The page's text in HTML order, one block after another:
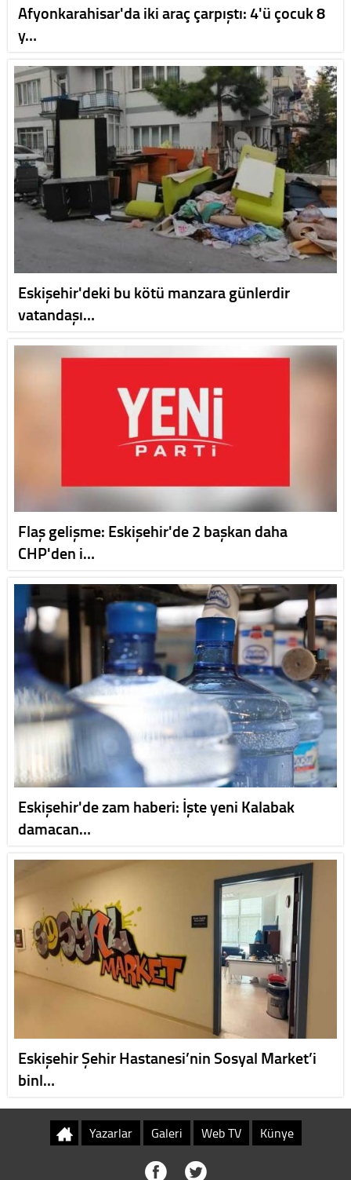
Afyonkarahisar'da iki araç çarpıştı: 4'ü çocuk 8
y…
Eskişehir'deki bu kötü manzara günlerdir
vatandaşı…
Flaş gelişme: Eskişehir'de 2 başkan daha
CHP'den i…
Eskişehir'de zam haberi: İşte yeni Kalabak
damacan…
Eskişehir Şehir Hastanesi’nin Sosyal Market’i
binl…
Yazarlar Galeri Web TV Künye